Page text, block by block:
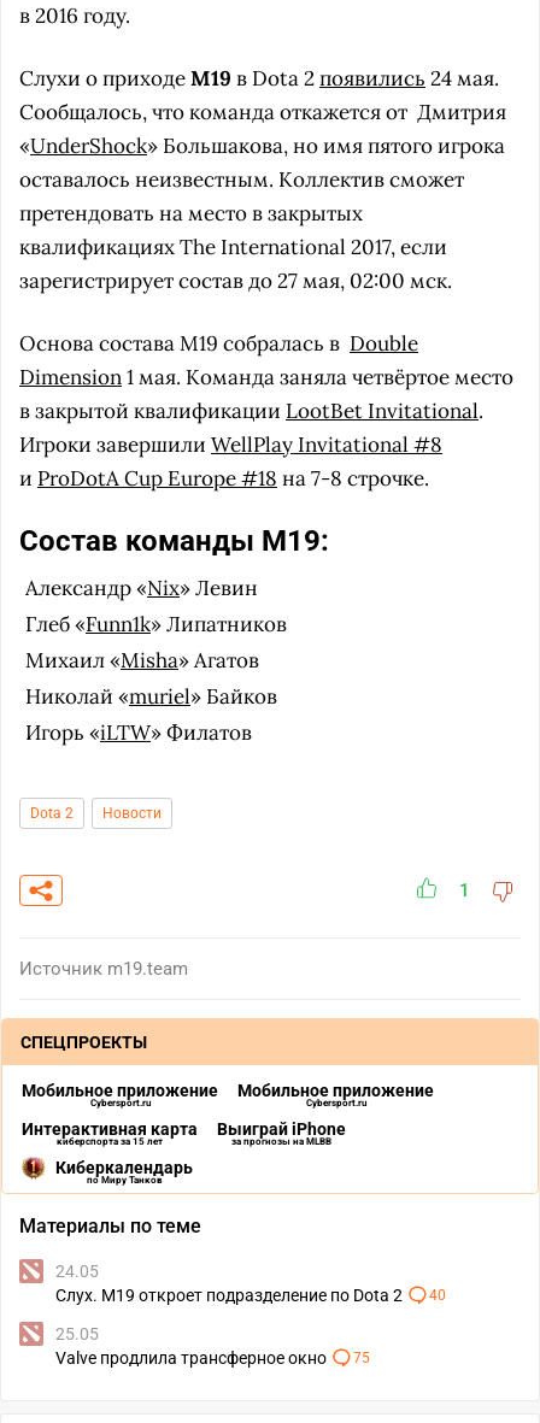
в 2016 году.
Слухи о приходеM19 в Dota 2появились 24 мая.
Cообщалось, что команда откажется от Дмитрия
«UnderShock» Большакова, но имя пятого игрока
оставалось неизвестным. Коллектив сможет
претендовать на место в закрытых
квалификациях The International 2017, если
зарегистрирует состав до 27 мая, 02:00 мск.
Основа состава M19 cобралась в Double
Dimension1 мая. Команда заняла четвёртое место
в закрытой квалификации LootBet Invitational.
Игроки завершили WellPlay Invitational #8
и ProDotA Cup Europe #18 на 7-8 строчке.
Состав команды M19:
Александр «Nix» Левин
Глеб «Funn1k» Липатников
Михаил «Misha» Агатов
Николай «muriel» Байков
Игорь «iLTW» Филатов
Dota 2 Новости
1
Источник m19.team
СПЕЦПРОЕКТЫ
Мобильное приложение
Cybersport.ru
Мобильное приложение
Cybersport.ru
Интерактивная карта
киберспорта за 15 лет
Выиграй iPhone
за прогнозы на MLBB
Киберкалендарь
по Миру Танков
Материалы по теме
24.05
Слух. M19 откроет подразделение по Dota 2
40
25.05
Valve продлила трансферное окно
75